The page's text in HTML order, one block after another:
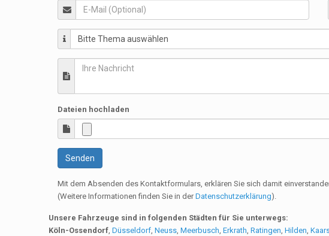
Dateien hochladen
Senden
Mit dem Absenden des Kontaktformulars, erklären Sie sich damit
(Weitere Informationen finden Sie in derDatenschutzerklärung).
Unsere Fahrzeuge sind in folgenden Städten für Sie unterwegs:
Köln-Ossendorf,Düsseldorf,Neuss,Meerbusch,Erkrath,Ratingen,Hilden,